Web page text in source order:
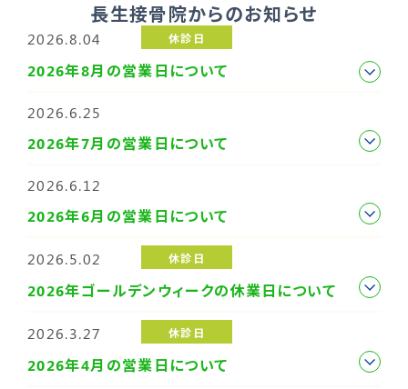
長生接骨院からのお知らせ
2026.8.04 休診日
2026年8月の営業日について
2026.6.25
2026年7月の営業日について
2026.6.12
2026年6月の営業日について
2026.5.02 休診日
2026年ゴールデンウィークの休業日について
2026.3.27 休診日
2026年4月の営業日について